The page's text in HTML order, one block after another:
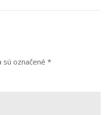
sú označené *